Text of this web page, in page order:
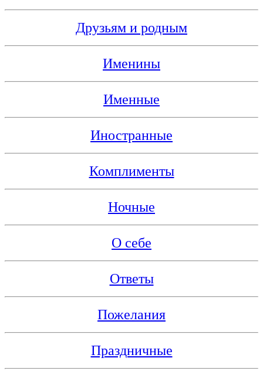
Друзьям и родным
Именины
Именные
Иностранные
Комплименты
Ночные
О себе
Ответы
Пожелания
Праздничные